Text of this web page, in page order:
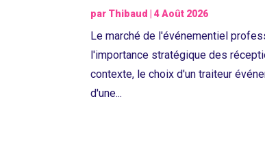
par Thibaud 4 Août 2026
Le marché de l'événementiel
l'importance stratégique des
contexte, le choix d'un traiteur
d'une...